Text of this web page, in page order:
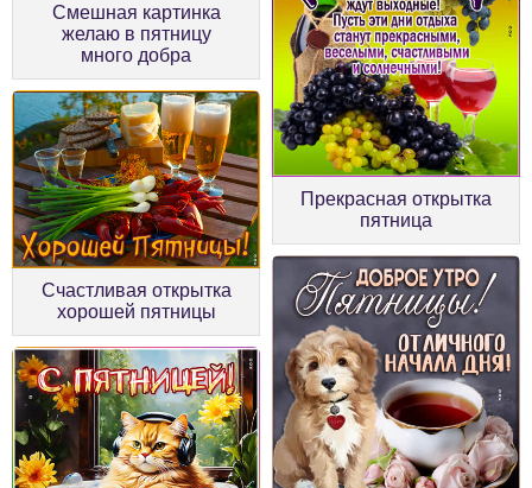
Смешная картинка
желаю в пятницу
много добра
Счастливая открытка
хорошей пятницы
Прекрасная открытка
пятница